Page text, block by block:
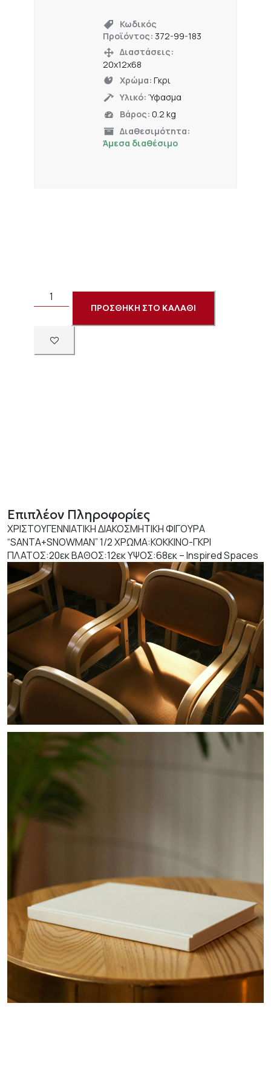
Κωδικός
Προϊόντος: 372-99-183
Διαστάσεις:
20x12x68
Χρώμα: Γκρι
Υλικό: Ύφασμα
Βάρος: 0.2 kg
Διαθεσιμότητα:
Άμεσα διαθέσιμο
ΠΡΟΣΘΗΚΗ ΣΤΟ ΚΑΛΑΘΙ
Επιπλέον Πληροφορίες
ΧΡΙΣΤΟΥΓΕΝΝΙΑΤΙΚΗ ΔΙΑΚΟΣΜΗΤΙΚΗ ΦΙΓΟΥΡΑ
“SANTA+SNOWMAN” 1/2 ΧΡΩΜΑ:ΚΟΚΚΙΝΟ-ΓΚΡΙ
ΠΛΑΤΟΣ:20εκ ΒΑΘΟΣ:12εκ ΥΨΟΣ:68εκ – Inspired Spaces